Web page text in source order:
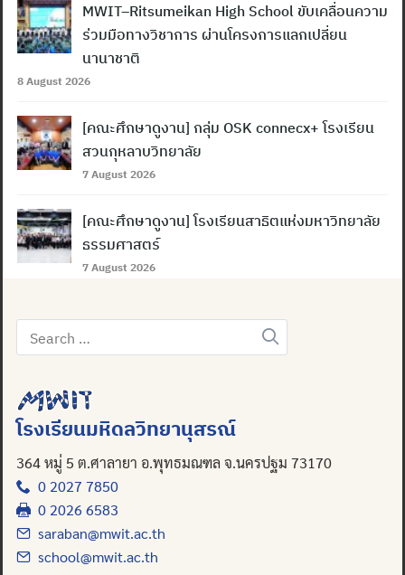
Search
for:
MWIT–Ritsumeikan High School ขับเคลื่อนความ
ร่วมมือทางวิชาการ ผ่านโครงการแลกเปลี่ยน
นานาชาติ
8 August 2026
[คณะศึกษาดูงาน] กลุ่ม OSK connecx+ โรงเรียน
สวนกุหลาบวิทยาลัย
7 August 2026
[คณะศึกษาดูงาน] โรงเรียนสาธิตแห่งมหาวิทยาลัย
ธรรมศาสตร์
7 August 2026
Search
for:
โรงเรียนมหิดลวิทยานุสรณ์
364 หมู่ 5 ต.ศาลายา อ.พุทธมณฑล จ.นครปฐม 73170
0 2027 7850
0 2026 6583
saraban@mwit.ac.th
school@mwit.ac.th